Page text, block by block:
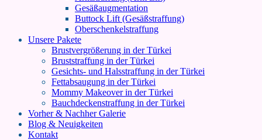
Gesäßaugmentation
Buttock Lift (Gesäßstraffung)
Oberschenkelstraffung
Unsere Pakete
Brustvergrößerung in der Türkei
Bruststraffung in der Türkei
Gesichts- und Halsstraffung in der Türkei
Fettabsaugung in der Türkei
Mommy Makeover in der Türkei
Bauchdeckenstraffung in der Türkei
Vorher & Nachher Galerie
Blog & Neuigkeiten
Kontakt